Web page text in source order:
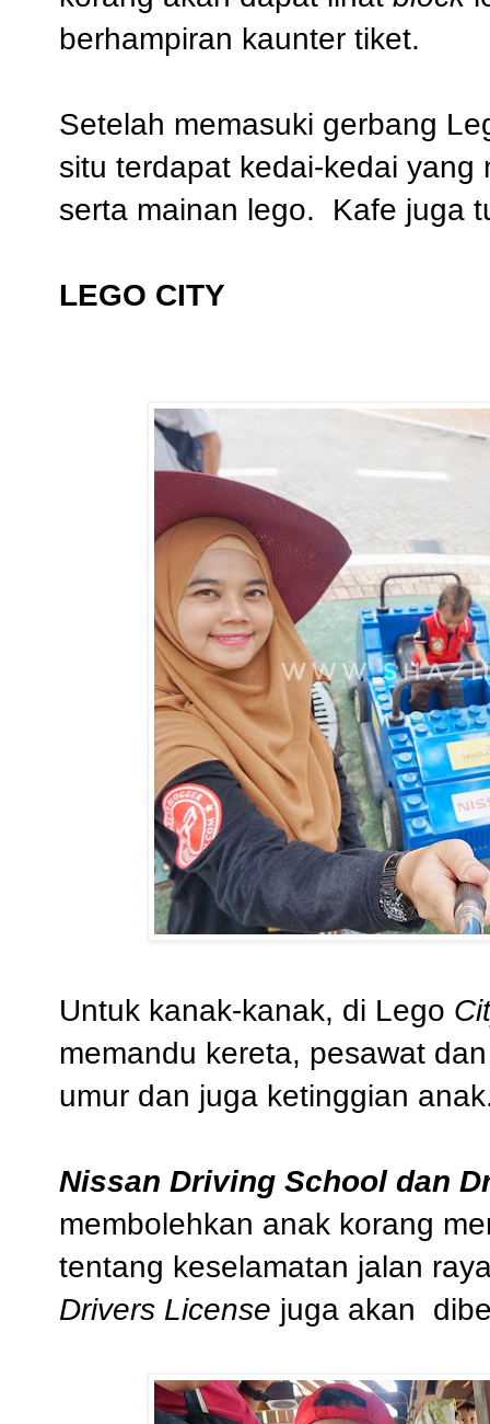
berhampiran kaunter tiket.
Setelah memasuki gerbang
situ terdapat kedai-kedai
serta mainan lego. Kafe juga
LEGO CITY
Untuk kanak-kanak, di Lego
memandu kereta, pesawat
umur dan juga ketinggian
Nissan Driving School dan
membolehkan anak korang
tentang keselamatan jalan
Drivers License juga akan